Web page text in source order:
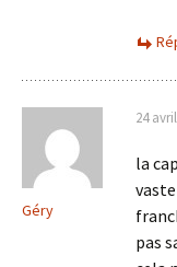
Géry
24
la
pas